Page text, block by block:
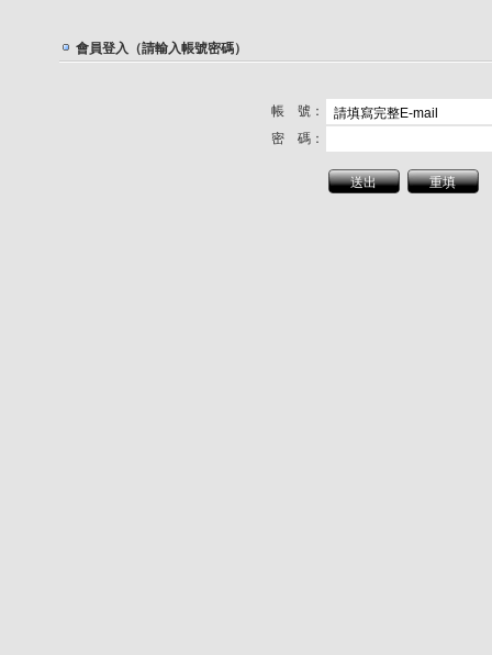
會員登入（請輸入帳號密碼）
帳 號：
密 碼：